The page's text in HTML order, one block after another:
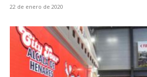
22 de enero de 2020